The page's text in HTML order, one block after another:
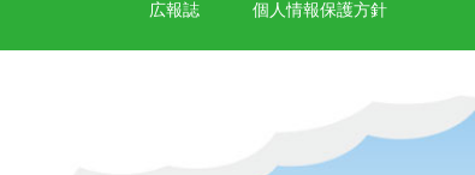
広報誌 個人情報保護方針